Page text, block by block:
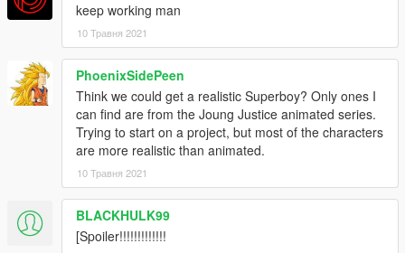
keep working man
10 Травня 2021
PhoenixSidePeen
Think we could get a realistic Superboy? Only ones I
can find are from the Joung Justice animated series.
Trying to start on a project, but most of the characters
are more realistic than animated.
10 Травня 2021
BLACKHULK99
[Spoiler!!!!!!!!!!!!!